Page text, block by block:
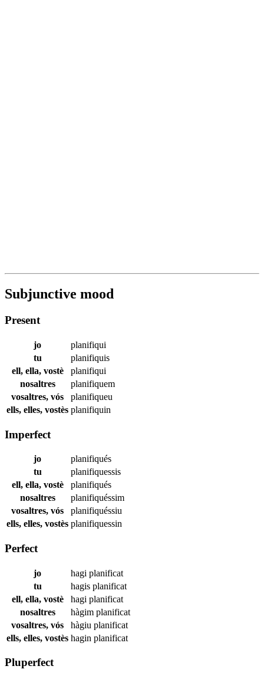
Subjunctive mood
Present
jo
planifiqui
tu
planifiquis
ell, ella, vostè
planifiqui
nosaltres
planifiquem
vosaltres, vós
planifiqueu
ells, elles, vostès planifiquin
Imperfect
jo
planifiqués
tu
planifiquessis
ell, ella, vostè
planifiqués
nosaltres
planifiquéssim
vosaltres, vós
planifiquéssiu
ells, elles, vostès planifiquessin
Perfect
jo hagi planificat
tu
hagis planificat
ell, ella, vostè
hagi planificat
nosaltres
hàgim planificat
vosaltres, vós
hàgiu planificat
ells, elles, vostès hagin planificat
Pluperfect